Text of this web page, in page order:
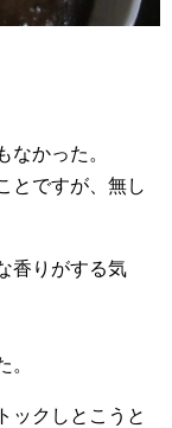
なかった。
とですが、無し
香りがする気
。
ックしとこうと